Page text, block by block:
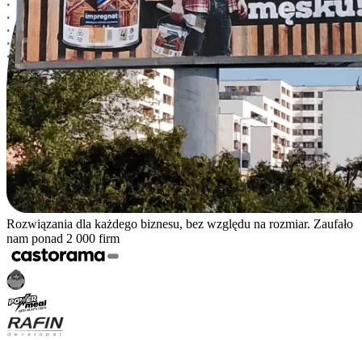
Rozwiązania dla każdego biznesu, bez względu na rozmiar. Zaufało
nam ponad 2 000 firm